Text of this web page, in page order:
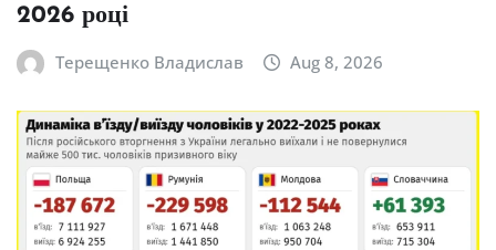
2026 році
Терещенко Владислав Aug 8, 2026